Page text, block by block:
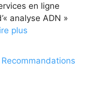
en ligne
analyse ADN »
plus
Recommandations